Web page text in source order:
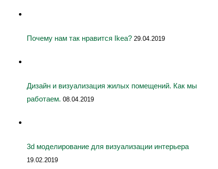
Почему нам так нравится Ikea? 29.04.2019
Дизайн и визуализация жилых помещений. Как мы
работаем. 08.04.2019
3d моделирование для визуализации интерьера
19.02.2019